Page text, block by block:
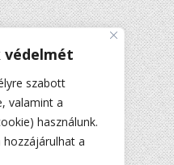
szabott
valamint a
használunk.
a